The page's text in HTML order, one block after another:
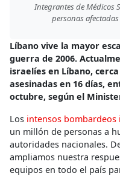
Integrantes de Médicos
personas
Líbano vive la mayor
guerra de 2006.
israelíes en Líbano,
asesinadas en 16 días,
octubre, según el
Los intensos bombardeos
un millón de personas a
autoridades nacionales.
ampliamos nuestra
equipos en todo el país